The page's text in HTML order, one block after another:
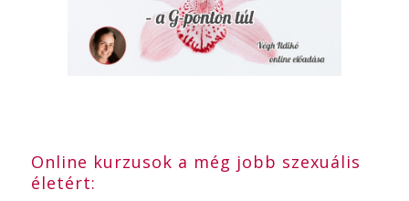
Online kurzusok a még jobb szexuális
életért: